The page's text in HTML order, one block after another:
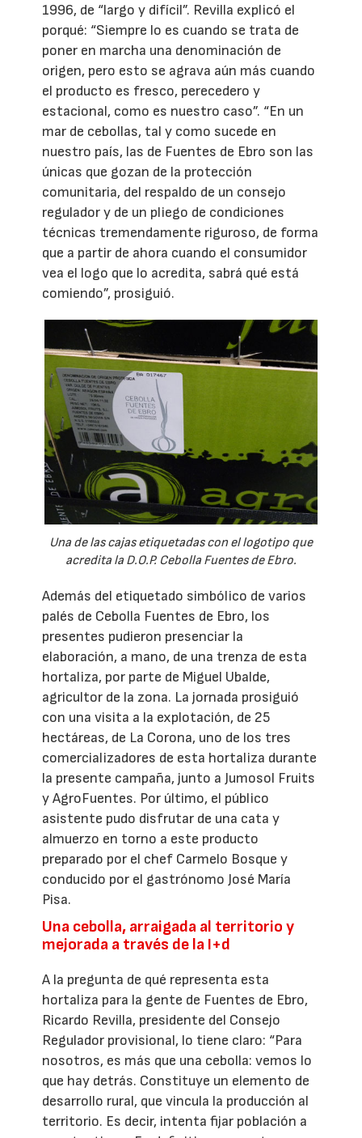
1996, de “largo y difícil”. Revilla explicó el
porqué: “Siempre lo es cuando se trata de
poner en marcha una denominación de
origen, pero esto se agrava aún más cuando
el producto es fresco, perecedero y
estacional, como es nuestro caso”. “En un
mar de cebollas, tal y como sucede en
nuestro país, las de Fuentes de Ebro son las
únicas que gozan de la protección
comunitaria, del respaldo de un consejo
regulador y de un pliego de condiciones
técnicas tremendamente riguroso, de forma
que a partir de ahora cuando el consumidor
vea el logo que lo acredita, sabrá qué está
comiendo”, prosiguió.
Una de las cajas etiquetadas con el logotipo que
acredita la D.O.P. Cebolla Fuentes de Ebro.
Además del etiquetado simbólico de varios
palés de Cebolla Fuentes de Ebro, los
presentes pudieron presenciar la
elaboración, a mano, de una trenza de esta
hortaliza, por parte de Miguel Ubalde,
agricultor de la zona. La jornada prosiguió
con una visita a la explotación, de 25
hectáreas, de La Corona, uno de los tres
comercializadores de esta hortaliza durante
la presente campaña, junto a Jumosol Fruits
y AgroFuentes. Por último, el público
asistente pudo disfrutar de una cata y
almuerzo en torno a este producto
preparado por el chef Carmelo Bosque y
conducido por el gastrónomo José María
Pisa.
Una cebolla, arraigada al territorio y
mejorada a través de la I+d
A la pregunta de qué representa esta
hortaliza para la gente de Fuentes de Ebro,
Ricardo Revilla, presidente del Consejo
Regulador provisional, lo tiene claro: “Para
nosotros, es más que una cebolla: vemos lo
que hay detrás. Constituye un elemento de
desarrollo rural, que vincula la producción al
territorio. Es decir, intenta fijar población a